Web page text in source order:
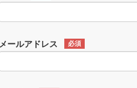
メールアドレス 必須